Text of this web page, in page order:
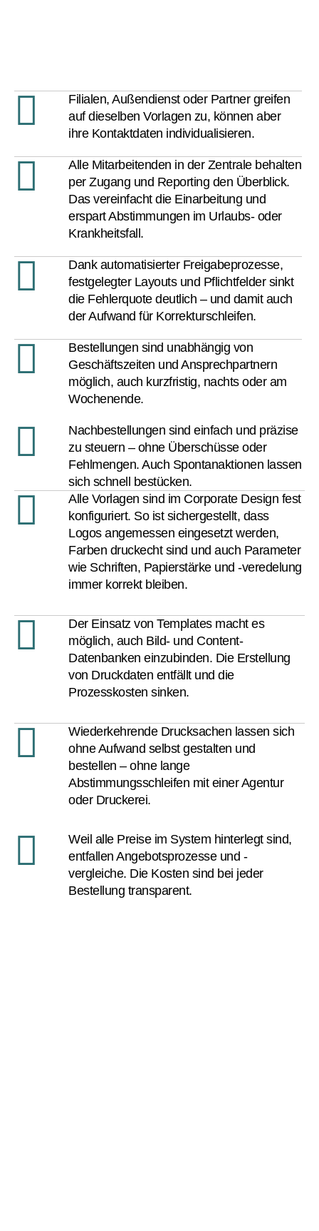
Filialen, Außendienst oder Partner greifen
auf dieselben Vorlagen zu, können aber
ihre Kontaktdaten individualisieren.
Alle Mitarbeitenden in der Zentrale behalten
per Zugang und Reporting den Überblick.
Das vereinfacht die Einarbeitung und
erspart Abstimmungen im Urlaubs- oder
Krankheitsfall.
Dank automatisierter Freigabeprozesse,
festgelegter Layouts und Pflichtfelder sinkt
die Fehlerquote deutlich – und damit auch
der Aufwand für Korrekturschleifen.
Bestellungen sind unabhängig von
Geschäftszeiten und Ansprechpartnern
möglich, auch kurzfristig, nachts oder am
Wochenende.
Nachbestellungen sind einfach und präzise
zu steuern – ohne Überschüsse oder
Fehlmengen. Auch Spontanaktionen lassen
sich schnell bestücken.
Alle Vorlagen sind im Corporate Design fest
konfiguriert. So ist sichergestellt, dass
Logos angemessen eingesetzt werden,
Farben druckecht sind und auch Parameter
wie Schriften, Papierstärke und -veredelung
immer korrekt bleiben.
Der Einsatz von Templates macht es
möglich, auch Bild- und Content-
Datenbanken einzubinden. Die Erstellung
von Druckdaten entfällt und die
Prozesskosten sinken.
Wiederkehrende Drucksachen lassen sich
ohne Aufwand selbst gestalten und
bestellen – ohne lange
Abstimmungsschleifen mit einer Agentur
oder Druckerei.
Weil alle Preise im System hinterlegt sind,
entfallen Angebotsprozesse und -
vergleiche. Die Kosten sind bei jeder
Bestellung transparent.